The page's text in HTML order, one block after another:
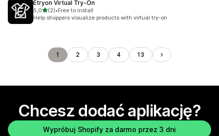
Etryon Virtual Try‑On
5,0na 5 gwiazdek
(2)
Łączna liczba recenzji: 2
•Free to install
Help shoppers visualize products with virtual try-on
1 2 3 4 13
Chcesz dodać aplikację?
Wypróbuj Shopify za darmo przez 3 dni